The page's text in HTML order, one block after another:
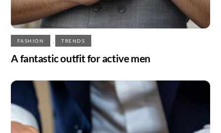
FASHION TRENDS
A fantastic outfit for active men